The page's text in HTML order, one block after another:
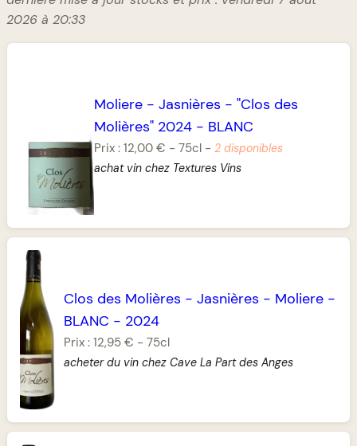
2026 à 20:33
Moliere- Jasnières - "Clos des
Molières" 2024- BLANC
Prix : 12,00 € - 75cl- 2 disponibles
achat vin chez Textures Vins
Clos des Molières - Jasnières - Moliere-
BLANC - 2024
Prix : 12,95 € - 75cl
acheter du vin chez Cave La Part des Anges